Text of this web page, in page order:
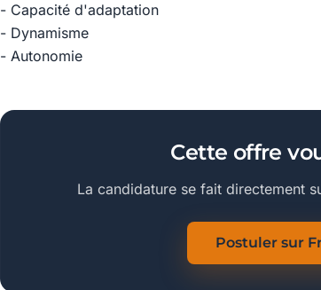
- Capacité d'adaptation
- Dynamisme
- Autonomie
Cette offre
La candidature se fait directement
Postuler sur